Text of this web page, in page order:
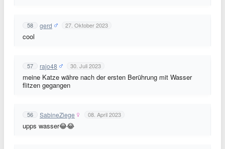
58 gerd 27. Oktober 2023
cool
57 rajo48 30. Juli 2023
meine Katze währe nach der ersten Berührung mit Wasser
flitzen gegangen
56 SabineZiege 08. April 2023
upps wasser😂😂